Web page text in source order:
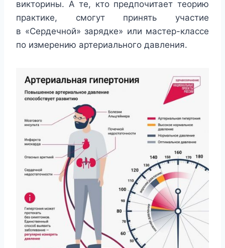
викторины. А те, кто предпочитает теорию
практике, смогут принять участие
в «Сердечной» зарядке» или мастер-классе
по измерению артериального давления.